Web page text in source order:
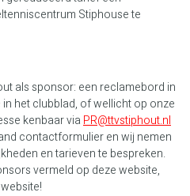
Stiphouse te
als sponsor: een reclamebord in
het clubblad, of wellicht op onze
kenbaar via PR@ttvstiphout.nl
contactformulier en wij nemen
en tarieven te bespreken.
vermeld op deze website,